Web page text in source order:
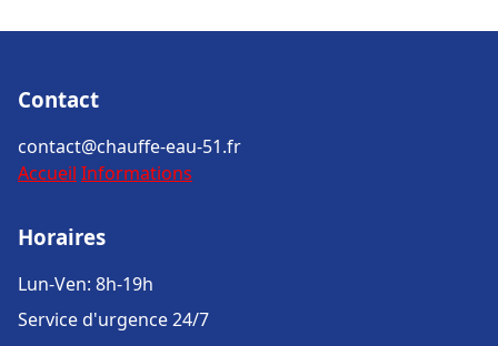
Contact
contact@chauffe-eau-51.fr
Accueil Informations
Horaires
Lun-Ven: 8h-19h
Service d'urgence 24/7